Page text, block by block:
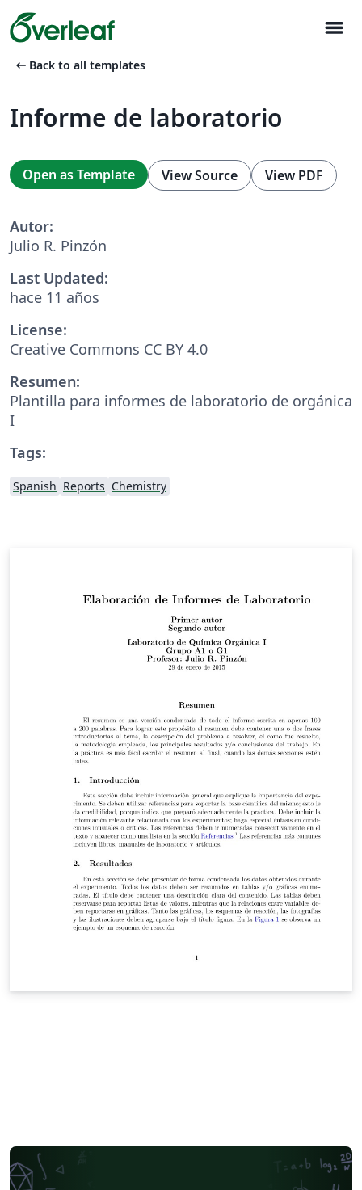
menu
arrow_left_alt Back to all templates
Informe de laboratorio
Open as Template View Source View PDF
Autor:
Julio R. Pinzón
Last Updated:
hace 11 años
License:
Creative Commons CC BY 4.0
Resumen:
Plantilla para informes de laboratorio de orgánica
I
Tags:
Spanish Reports Chemistry